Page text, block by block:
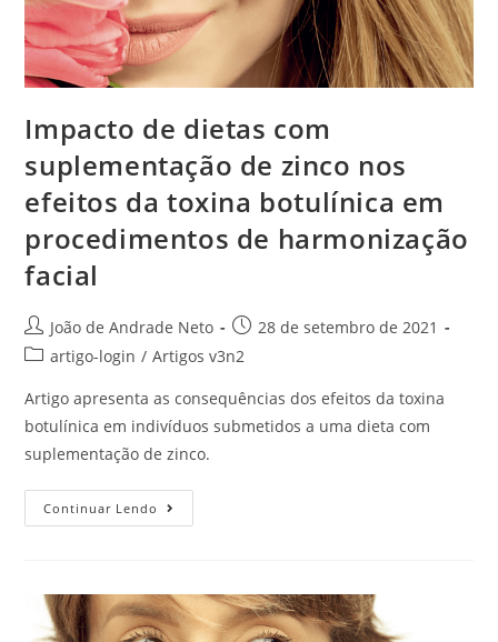
Impacto de dietas com
suplementação de zinco nos
efeitos da toxina botulínica em
procedimentos de harmonização
facial
João de Andrade Neto
28 de setembro de 2021
artigo-login / Artigos v3n2
Artigo apresenta as consequências dos efeitos da toxina
botulínica em indivíduos submetidos a uma dieta com
suplementação de zinco.
Continuar Lendo